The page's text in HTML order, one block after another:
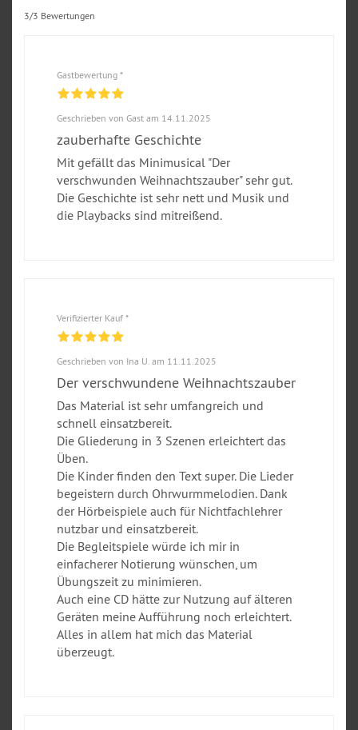
3/3 Bewertungen
Gastbewertung *
Geschrieben von Gast am 14.11.2025
zauberhafte Geschichte
Mit gefällt das Minimusical "Der
verschwunden Weihnachtszauber" sehr gut.
Die Geschichte ist sehr nett und Musik und
die Playbacks sind mitreißend.
Verifizierter Kauf *
Geschrieben von Ina U. am 11.11.2025
Der verschwundene Weihnachtszauber
Das Material ist sehr umfangreich und
schnell einsatzbereit.
Die Gliederung in 3 Szenen erleichtert das
Üben.
Die Kinder finden den Text super. Die Lieder
begeistern durch Ohrwurmmelodien. Dank
der Hörbeispiele auch für Nichtfachlehrer
nutzbar und einsatzbereit.
Die Begleitspiele würde ich mir in
einfacherer Notierung wünschen, um
Übungszeit zu minimieren.
Auch eine CD hätte zur Nutzung auf älteren
Geräten meine Aufführung noch erleichtert.
Alles in allem hat mich das Material
überzeugt.